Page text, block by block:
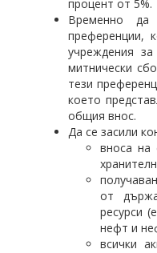
процент от 5%.
Временно да
преференции,
учреждения
митнически
тези
което
общия внос.
Да се засили
вноса на
от
ресурси
нефт и
всички